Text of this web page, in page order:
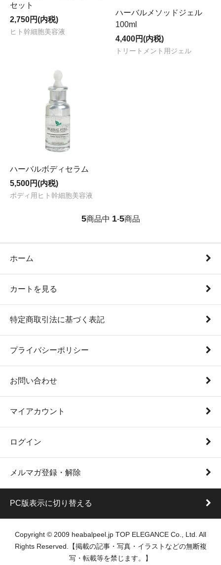
セット
2,750円(内税)
ヒト幹細胞美容液
ハーバルメソッドジェル
100ml
4,400円(内税)
トリートメント用ジェル
ハーバルボディセラム
5,500円(内税)
ボディ用ヒト幹細胞美容液
5商品中 1-5商品
ホーム
カートを見る
特定商取引法に基づく表記
プライバシーポリシー
お問い合わせ
マイアカウント
ログイン
メルマガ登録・解除
PC版表示に切り替える
Copyright © 2009 heabalpeel.jp TOP ELEGANCE Co., Ltd. All
Rights Reserved.【掲載の記事・写真・イラストなどの無断複
写・転載等を禁じます。】